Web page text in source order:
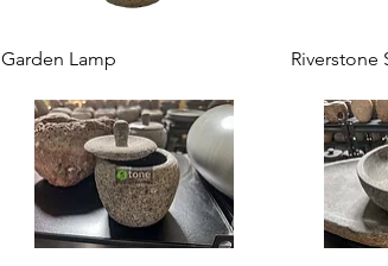
Aperçu rapide
Garden Lamp Riverstone